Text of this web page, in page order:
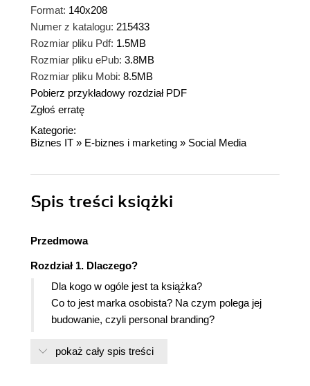
Format: 140x208
Numer z katalogu: 215433
Rozmiar pliku Pdf: 1.5MB
Rozmiar pliku ePub: 3.8MB
Rozmiar pliku Mobi: 8.5MB
Pobierz przykładowy rozdział PDF
Zgłoś erratę
Kategorie:
Biznes IT » E-biznes i marketing » Social Media
Spis treści książki
Przedmowa
Rozdział 1. Dlaczego?
Dla kogo w ogóle jest ta książka?
Co to jest marka osobista? Na czym polega jej
budowanie, czyli personal branding?
Kim jesteś? Odnajdź siebie i podążaj swoją
pokaż cały spis treści